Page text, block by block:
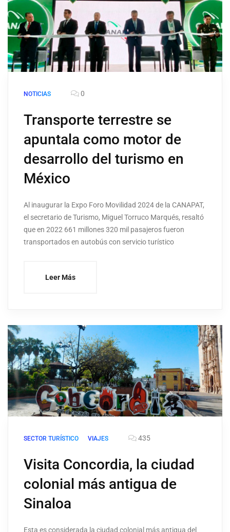
NOTICIAS 0
Transporte terrestre se
apuntala como motor de
desarrollo del turismo en
México
Al inaugurar la Expo Foro Movilidad 2024 de la CANAPAT,
el secretario de Turismo, Miguel Torruco Marqués, resaltó
que en 2022 661 millones 320 mil pasajeros fueron
transportados en autobús con servicio turístico
Leer Más
SECTOR TURÍSTICO VIAJES 435
Visita Concordia, la ciudad
colonial más antigua de
Sinaloa
Esta es considerada la ciudad colonial más antigua del